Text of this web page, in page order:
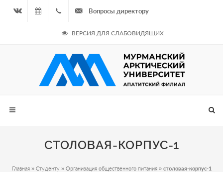
08.08.2026
- Чётная
неделя
964
687
Вопросы директору
ВЕРСИЯ ДЛЯ СЛАБОВИДЯЩИХ
СТОЛОВАЯ-КОРПУС-1
Главная» Студенту » Организация общественного питания» столовая-корпус-1